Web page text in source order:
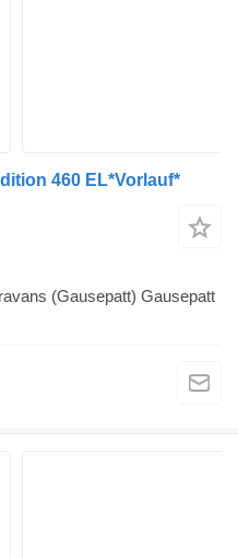
460 EL*Vorlauf*